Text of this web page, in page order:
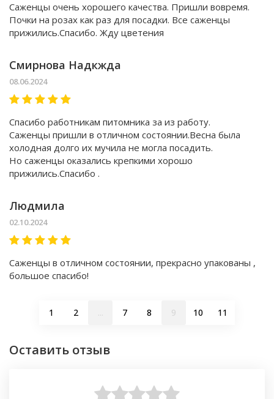
Саженцы очень хорошего качества. Пришли вовремя.
Почки на розах как раз для посадки. Все саженцы
прижились.Спасибо. Жду цветения
Смирнова Надкжда
08.06.2024
Спасибо работникам питомника за из работу.
Саженцы пришли в отличном состоянии.Весна была
холодная долго их мучила не могла посадить.
Но саженцы оказались крепкими хорошо
прижились.Спасибо .
Людмила
02.10.2024
Саженцы в отличном состоянии, прекрасно упакованы ,
большое спасибо!
1 2 ... 7 8 9 10 11
Оставить отзыв